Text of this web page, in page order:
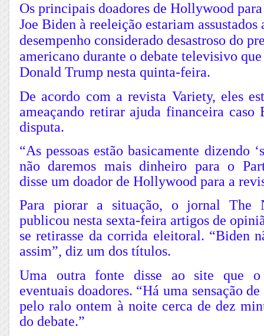
Os principais doadores de Hollywood
Joe Biden à reeleição estariam assustados
desempenho considerado desastroso do
americano durante o debate televisivo
Donald Trump nesta quinta-feira.
De acordo com a revista Variety, eles
ameaçando retirar ajuda financeira caso
disputa.
“As pessoas estão basicamente dizendo
não daremos mais dinheiro para o
disse um doador de Hollywood para a
Para piorar a situação, o jornal The
publicou nesta sexta-feira artigos de
se retirasse da corrida eleitoral. “Biden
assim”, diz um dos títulos.
Uma outra fonte disse ao site que o
eventuais doadores. “Há uma sensação
pelo ralo ontem à noite cerca de dez
do debate.”